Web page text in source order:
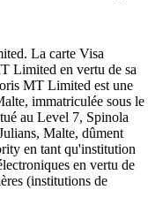
La carte Visa
Limited en vertu de sa
MT Limited est une
immatriculée sous le
au Level 7, Spinola
Malte, dûment
en tant qu'institution
en vertu de
(institutions de